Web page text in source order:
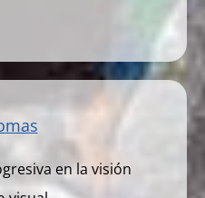
en la visión